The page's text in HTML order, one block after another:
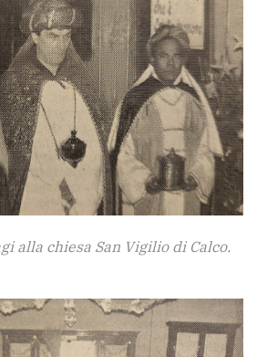
alla chiesa San Vigilio di Calco.